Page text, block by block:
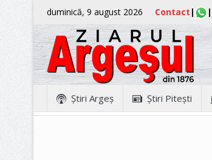
duminică, 9 august 2026 Contact | |
Ştiri Argeş Ştiri Piteşti